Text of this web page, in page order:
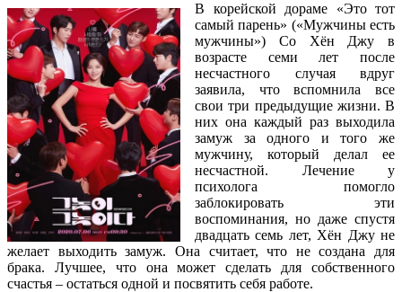
В корейской дораме «Это тот
самый парень» («Мужчины есть
мужчины») Со Хён Джу в
возрасте семи лет после
несчастного случая вдруг
заявила, что вспомнила все
свои три предыдущие жизни. В
них она каждый раз выходила
замуж за одного и того же
мужчину, который делал ее
несчастной. Лечение у
психолога помогло
заблокировать эти
воспоминания, но даже спустя
двадцать семь лет, Хён Джу не
желает выходить замуж. Она считает, что не создана для
брака. Лучшее, что она может сделать для собственного
счастья – остаться одной и посвятить себя работе.